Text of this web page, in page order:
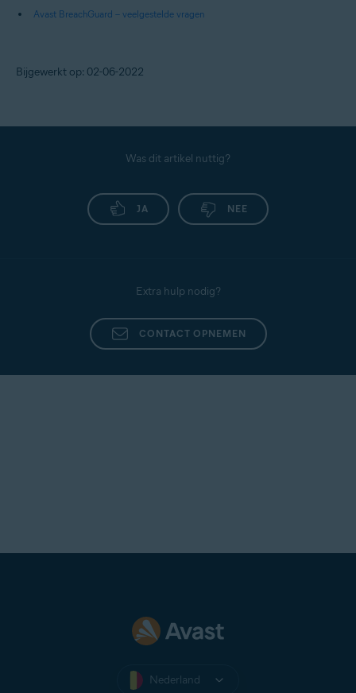
Avast BreachGuard – veelgestelde vragen
Bijgewerkt op: 02-06-2022
Was dit artikel nuttig?
JA NEE
Extra hulp nodig?
CONTACT OPNEMEN
Nederland